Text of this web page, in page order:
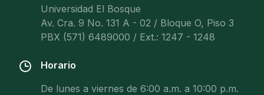
Universidad El Bosque
Av. Cra. 9 No. 131 A - 02 / Bloque O, Piso 3
PBX (571) 6489000 / Ext.: 1247 - 1248
Horario
De lunes a viernes de 6:00 a.m. a 10:00 p.m.